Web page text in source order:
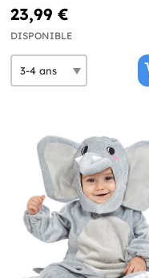
23,99 €
DISPONIBLE